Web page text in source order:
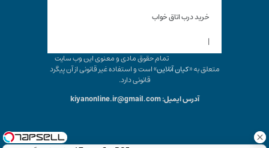
خرید درب اتاق خواب
|
تمام حقوق مادی و معنوی این وب سایت
متعلق به «کیان آنلاین» است و استفاده غیر قانونی از آن پیگرد
قانونی دارد.
آدرس ایمیل: kiyanonline.ir@gmail.com